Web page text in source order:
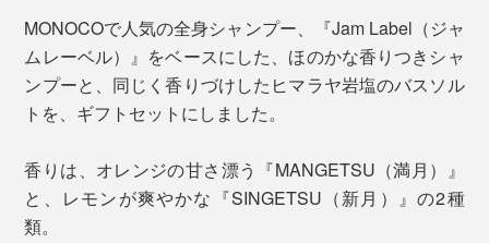
MONOCOで人気の全身シャンプー、『Jam Label（ジャ
ムレーベル）』をベースにした、ほのかな香りつきシャ
ンプーと、同じく香りづけしたヒマラヤ岩塩のバスソル
トを、ギフトセットにしました。
香りは、オレンジの甘さ漂う『MANGETSU（満月）』
と、レモンが爽やかな『SINGETSU（新月）』の2種
類。